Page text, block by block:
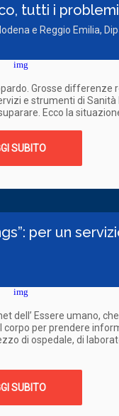
tutti i
e Reggio Emilia,
Grosse differenze
e strumenti di Sanità
Ecco la
SUBITO
per un
dell’ Essere umano,
per prendere
di ospedale, di
SUBITO